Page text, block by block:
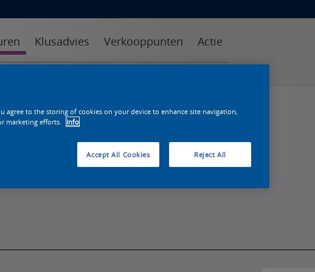
Klusadvies Verkooppunten Actie
agree to the storing of cookies on your device to enhance site navigation,
marketing efforts.
Info
Reject All
Accept All Cookies